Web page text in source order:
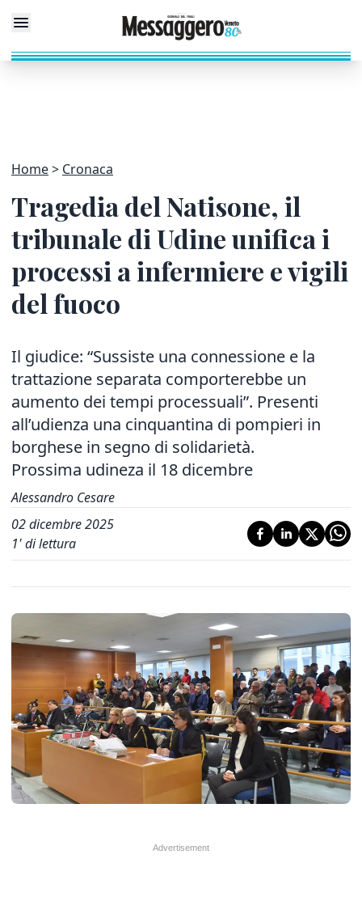
Home Cronaca
Tragedia del Natisone, il
tribunale di Udine unifica i
processi a infermiere e vigili
del fuoco
Il giudice: “Sussiste una connessione e la
trattazione separata comporterebbe un
aumento dei tempi processuali”. Presenti
all’udienza una cinquantina di pompieri in
borghese in segno di solidarietà.
Prossima udineza il 18 dicembre
Alessandro Cesare
02 dicembre 2025
1' di lettura